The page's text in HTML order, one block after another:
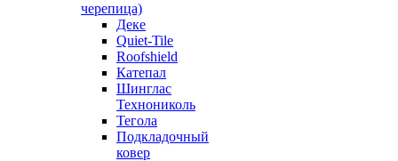
черепица)
Деке
Quiet-Tile
Roofshield
Катепал
Шинглас
Технониколь
Тегола
Подкладочный
ковер